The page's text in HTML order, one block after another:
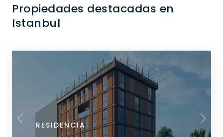
Propiedades destacadas en
Istanbul
RESIDENCIA